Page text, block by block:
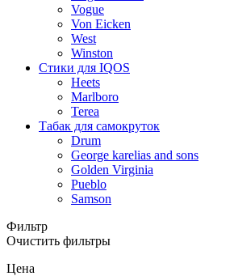
Vogue
Von Eicken
West
Winston
Стики для IQOS
Heets
Marlboro
Terea
Табак для самокруток
Drum
George karelias and sons
Golden Virginia
Pueblo
Samson
Фильтр
Очистить фильтры
Цена